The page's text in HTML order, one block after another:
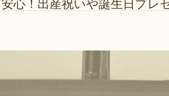
心！出産祝いや誕生日プレ